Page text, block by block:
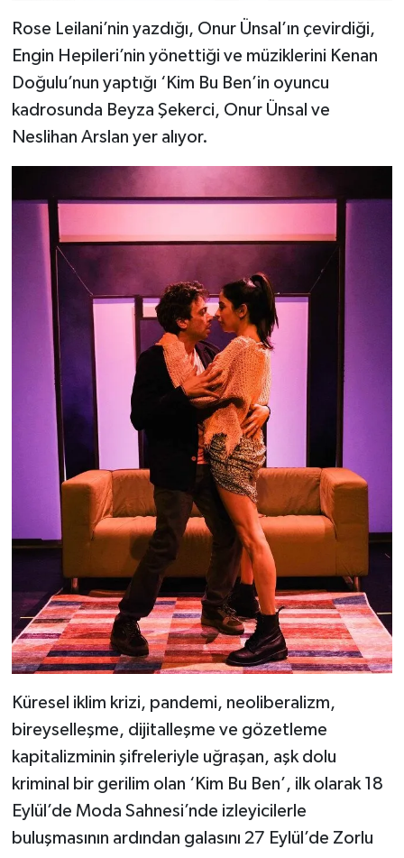
Rose Leilani’nin yazdığı, Onur Ünsal’ın çevirdiği,
Engin Hepileri’nin yönettiği ve müziklerini Kenan
Doğulu’nun yaptığı ‘Kim Bu Ben’in oyuncu
kadrosunda Beyza Şekerci, Onur Ünsal ve
Neslihan Arslan yer alıyor.
Küresel iklim krizi, pandemi, neoliberalizm,
bireyselleşme, dijitalleşme ve gözetleme
kapitalizminin şifreleriyle uğraşan, aşk dolu
kriminal bir gerilim olan ‘Kim Bu Ben’, ilk olarak 18
Eylül’de Moda Sahnesi’nde izleyicilerle
buluşmasının ardından galasını 27 Eylül’de Zorlu